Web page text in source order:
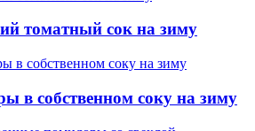
томатный сок на зиму
в собственном соку на зиму